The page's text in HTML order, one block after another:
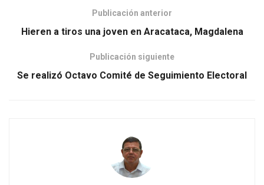
Publicación anterior
Hieren a tiros una joven en Aracataca, Magdalena
Publicación siguiente
Se realizó Octavo Comité de Seguimiento Electoral